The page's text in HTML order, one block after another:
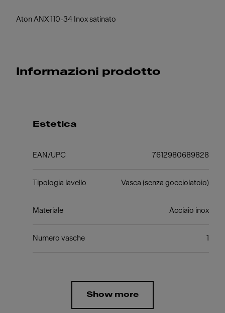
Aton ANX 110-34 Inox satinato
Informazioni prodotto
Estetica
EAN/UPC 7612980689828
Tipologia lavello Vasca (senza gocciolatoio)
Materiale Acciaio inox
Numero vasche 1
Show more